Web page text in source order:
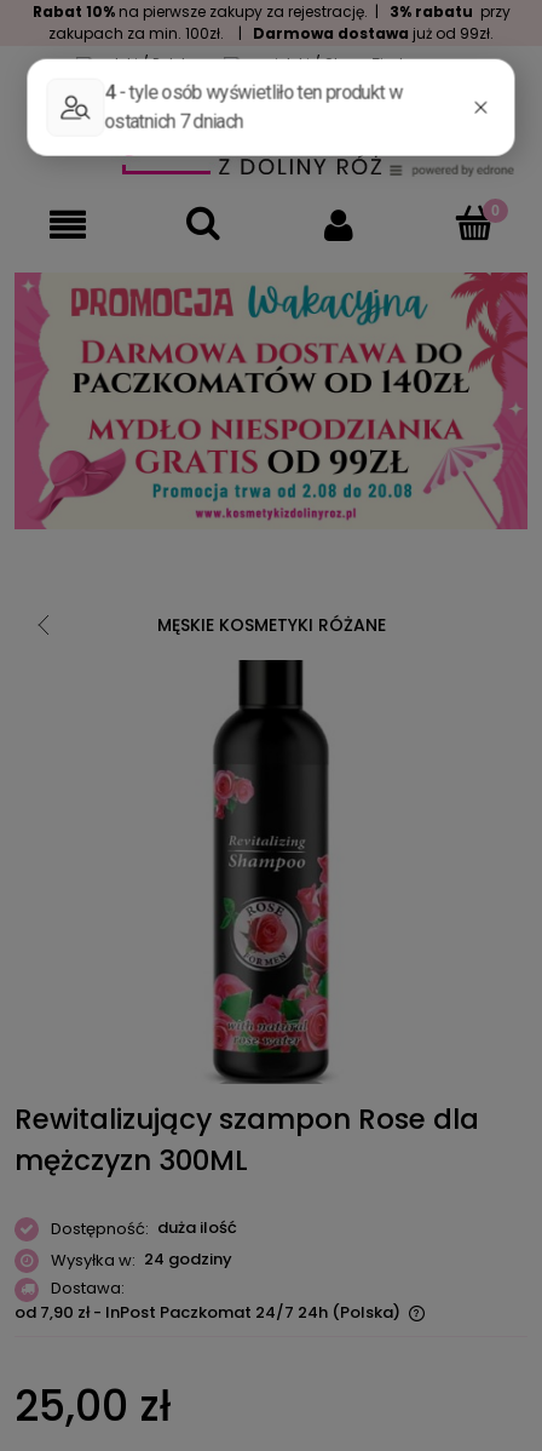
Rabat 10%na pierwsze zakupy za rejestrację. | 3% rabatu przy
zakupach za min. 100zł. | Darmowa dostawa już od 99zł.
MĘSKIE KOSMETYKI RÓŻANE
Rewitalizujący szampon Rose dla
mężczyzn 300ML
Dostępność: duża ilość
Wysyłka w: 24 godziny
Dostawa:
od 7,90 zł - InPost Paczkomat 24/7 24h (Polska)
25,00 zł